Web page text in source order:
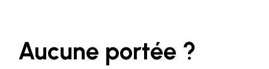
Aucune portée ?